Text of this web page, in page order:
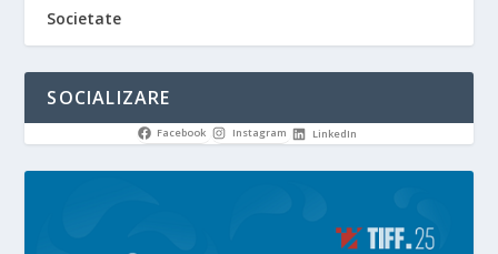
Societate
SOCIALIZARE
Facebook Instagram LinkedIn